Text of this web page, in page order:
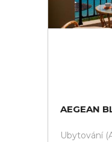
AEGEAN
Ubytování